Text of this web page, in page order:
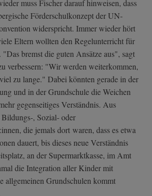
muss Fischer darauf hinweisen, dass
Förderschulkonzept der UN-
widerspricht. Immer wieder hört
Eltern wollten den Regelunterricht für
bremst die guten Ansätze aus", sagt
verbessern: "Wir werden weiterkommen,
zu lange." Dabei könnten gerade in der
und in der Grundschule die Weichen
gegenseitiges Verständnis. Aus
, Sozial- oder
die jemals dort waren, dass es etwa
dauert, bis dieses neue Verständnis
an der Supermarktkasse, im Amt
die Integration aller Kinder mit
allgemeinen Grundschulen kommt